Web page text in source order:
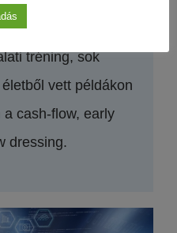
II.
tréning, sok
vett példákon
a cash-flow, early
dressing.